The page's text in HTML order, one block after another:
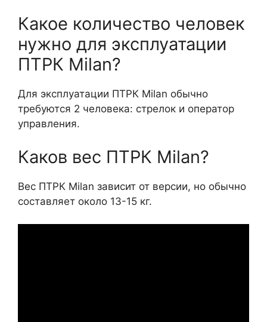
Какое количество человек
нужно для эксплуатации
ПТРК Milan?
Для эксплуатации ПТРК Milan обычно
требуются 2 человека: стрелок и оператор
управления.
Каков вес ПТРК Milan?
Вес ПТРК Milan зависит от версии, но обычно
составляет около 13-15 кг.